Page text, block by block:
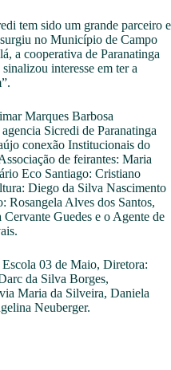
tem sido um grande parceiro e
no Município de Campo
a cooperativa de Paranatinga
interesse em ter a
Marques Barbosa
Sicredi de Paranatinga
conexão Institucionais do
de feirantes: Maria
Eco Santiago: Cristiano
Diego da Silva Nascimento
Rosangela Alves dos Santos,
Guedes e o Agente de
Escola 03 de Maio, Diretora:
da Silva Borges,
Maria da Silveira, Daniela
Neuberger.